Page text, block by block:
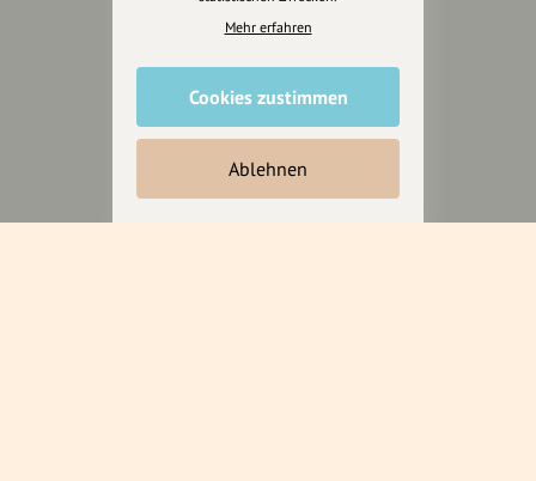
Anakin Design
Unterstütze
unsere Plattform
Mehr erfahren
Cookies zustimmen
Ablehnen